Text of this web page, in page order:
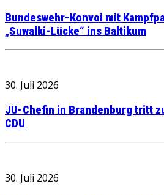
Bundeswehr-Konvoi mit
„Suwalki-Lücke“ ins Baltikum
30. Juli 2026
JU-Chefin in Brandenburg tritt
CDU
30. Juli 2026